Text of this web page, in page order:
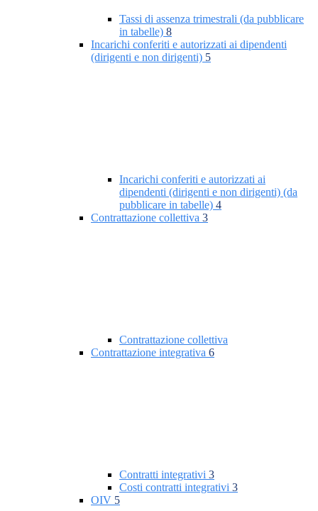
Tassi di assenza trimestrali (da pubblicare
in tabelle) 8
Incarichi conferiti e autorizzati ai dipendenti
(dirigenti e non dirigenti) 5
Incarichi conferiti e autorizzati ai
dipendenti (dirigenti e non dirigenti) (da
pubblicare in tabelle) 4
Contrattazione collettiva 3
Contrattazione collettiva
Contrattazione integrativa 6
Contratti integrativi 3
Costi contratti integrativi 3
OIV 5